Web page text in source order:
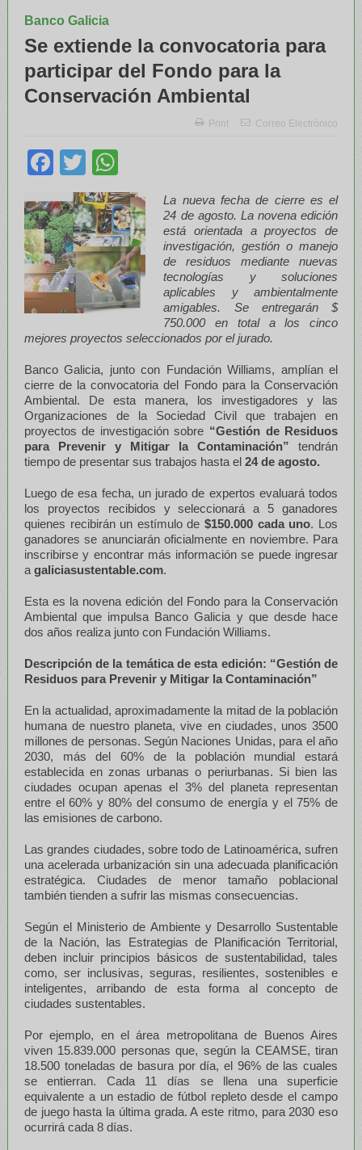
Banco Galicia
Se extiende la convocatoria para
participar del Fondo para la
Conservación Ambiental
Print Correo Electrónico
Facebook
Twitter
La nueva fecha de cierre es el
24 de agosto. La novena edición
está orientada a proyectos de
investigación, gestión o manejo
de residuos mediante nuevas
tecnologías y soluciones
aplicables y ambientalmente
amigables. Se entregarán $
750.000 en total a los cinco
mejores proyectos seleccionados por el jurado.
Banco Galicia, junto con Fundación Williams, amplían el
cierre de la convocatoria del Fondo para la Conservación
Ambiental. De esta manera, los investigadores y las
Organizaciones de la Sociedad Civil que trabajen en
proyectos de investigación sobre “Gestión de Residuos
para Prevenir y Mitigar la Contaminación”tendrán
tiempo de presentar sus trabajos hasta el 24 de agosto.
Luego de esa fecha, un jurado de expertos evaluará todos
los proyectos recibidos y seleccionará a 5 ganadores
quienes recibirán un estímulo de$150.000 cada uno. Los
ganadores se anunciarán oficialmente en noviembre. Para
inscribirse y encontrar más información se puede ingresar
a galiciasustentable.com.
Esta es la novena edición del Fondo para la Conservación
Ambiental que impulsa Banco Galicia y que desde hace
dos años realiza junto con Fundación Williams.
Descripción de la temática de esta edición: “Gestión de
Residuos para Prevenir y Mitigar la Contaminación”
En la actualidad, aproximadamente la mitad de la población
humana de nuestro planeta, vive en ciudades, unos 3500
millones de personas. Según Naciones Unidas, para el año
2030, más del 60% de la población mundial estará
establecida en zonas urbanas o periurbanas. Si bien las
ciudades ocupan apenas el 3% del planeta representan
entre el 60% y 80% del consumo de energía y el 75% de
las emisiones de carbono.
Las grandes ciudades, sobre todo de Latinoamérica, sufren
una acelerada urbanización sin una adecuada planificación
estratégica. Ciudades de menor tamaño poblacional
también tienden a sufrir las mismas consecuencias.
Según el Ministerio de Ambiente y Desarrollo Sustentable
de la Nación, las Estrategias de Planificación Territorial,
deben incluir principios básicos de sustentabilidad, tales
como, ser inclusivas, seguras, resilientes, sostenibles e
inteligentes, arribando de esta forma al concepto de
ciudades sustentables.
Por ejemplo, en el área metropolitana de Buenos Aires
viven 15.839.000 personas que, según la CEAMSE, tiran
18.500 toneladas de basura por día, el 96% de las cuales
se entierran. Cada 11 días se llena una superficie
equivalente a un estadio de fútbol repleto desde el campo
de juego hasta la última grada. A este ritmo, para 2030 eso
ocurrirá cada 8 días.